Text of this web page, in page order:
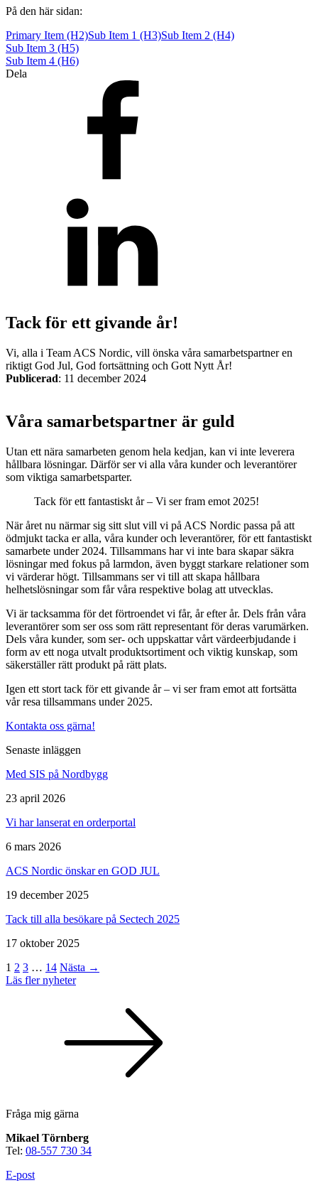
Teknisk support
Offertförfrågan
LarmklockorMED-klassade
SirenerKombinerade enheterLarmsystem
Industri
Blixtljus
SirenerKombinerade enheter
Ex-klassade
Kombinerade enheter
Detektorer
Larmklockor
Tillbehör
Övrigt
TillbehörLED-indikatorerDetektorer
På den här sidan:
Primary Item (H2)Sub Item 1 (H3)Sub Item 2 (H4)
Sub Item 3 (H5)
Sub Item 4 (H6)
Dela
Tack för ett givande år!
Vi, alla i Team ACS Nordic, vill önska våra samarbetspartner en
riktigt God Jul, God fortsättning och Gott Nytt År!
Publicerad: 11 december 2024
Våra samarbetspartner är guld
Utan ett nära samarbeten genom hela kedjan, kan vi inte leverera
hållbara lösningar. Därför ser vi alla våra kunder och leverantörer
som viktiga samarbetsparter.
Tack för ett fantastiskt år – Vi ser fram emot 2025!
När året nu närmar sig sitt slut vill vi på ACS Nordic passa på att
ödmjukt tacka er alla, våra kunder och leverantörer, för ett fantastiskt
samarbete under 2024. Tillsammans har vi inte bara skapar säkra
lösningar med fokus på larmdon, även byggt starkare relationer som
vi värderar högt. Tillsammans ser vi till att skapa hållbara
helhetslösningar som får våra respektive bolag att utvecklas.
Vi är tacksamma för det förtroendet vi får, år efter år. Dels från våra
leverantörer som ser oss som rätt representant för deras varumärken.
Dels våra kunder, som ser- och uppskattar vårt värdeerbjudande i
form av ett noga utvalt produktsortiment och viktig kunskap, som
säkerställer rätt produkt på rätt plats.
Igen ett stort tack för ett givande år – vi ser fram emot att fortsätta
vår resa tillsammans under 2025.
Kontakta oss gärna!
Senaste inläggen
Med SIS på Nordbygg
23 april 2026
Vi har lanserat en orderportal
6 mars 2026
ACS Nordic önskar en GOD JUL
19 december 2025
Tack till alla besökare på Sectech 2025
17 oktober 2025
1 2 3 … 14 Nästa →
Läs fler nyheter
Fråga mig gärna
Mikael Törnberg
Tel: 08-557 730 34
E-post